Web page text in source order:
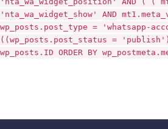
'nta_wa_widget_show' AND
wp_posts.post_type = 'whatsapp-
((wp_posts.post_status = 'publish'))
wp_posts.ID ORDER BY